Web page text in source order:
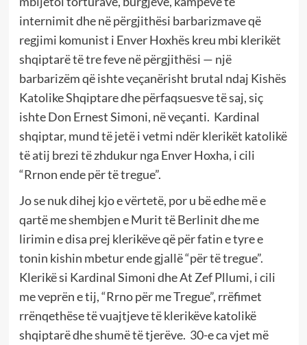
internimit dhe në përgjithësi barbarizmave që
regjimi komunist i Enver Hoxhës kreu mbi klerikët
shqiptarë të tre feve në përgjithësi — një
barbarizëm që ishte veçanërisht brutal ndaj Kishës
Katolike Shqiptare dhe përfaqsuesve të saj, siç
ishte Don Ernest Simoni, në veçanti. Kardinal
shqiptar, mund të jetë i vetmi ndër klerikët katolikë
të atij brezi të zhdukur nga Enver Hoxha, i cili
“Rrnon ende për të tregue”.
Jo se nuk dihej kjo e vërtetë, por u bë edhe më e
qartë me shembjen e Murit të Berlinit dhe me
lirimin e disa prej klerikëve që për fatin e tyre e
tonin kishin mbetur ende gjallë “për të tregue”.
Klerikë si Kardinal Simoni dhe At Zef Pllumi, i cili
me veprën e tij, “Rrno për me Tregue”, rrëfimet
rrënqethëse të vuajtjeve të klerikëve katolikë
shqiptarë dhe shumë të tjerëve. 30-e ca vjet më